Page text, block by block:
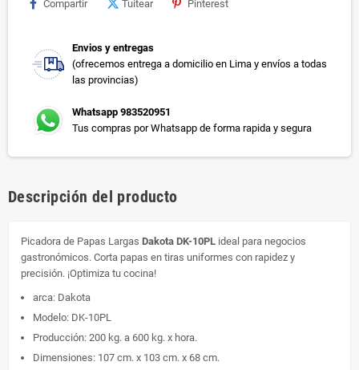
Compartir Tuitear Pinterest
Envios y entregas
(ofrecemos entrega a domicilio en Lima y envíos a todas
las provincias)
Whatsapp 983520951
Tus compras por Whatsapp de forma rapida y segura
Descripción del producto
Picadora de Papas Largas Dakota DK-10PL ideal para negocios
gastronómicos. Corta papas en tiras uniformes con rapidez y
precisión. ¡Optimiza tu cocina!
arca: Dakota
Modelo: DK-10PL
Producción: 200 kg. a 600 kg. x hora.
Dimensiones: 107 cm. x 103 cm. x 68 cm.